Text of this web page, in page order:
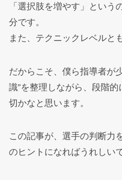
「選択肢を増やす」という
分です。
また、テクニックレベルと
だからこそ、僕ら指導者が
識”を整理しながら、段階
切かなと思います。
この記事が、選手の判断力
のヒントになればうれしい